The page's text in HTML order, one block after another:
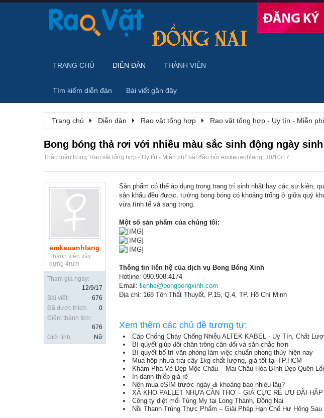
Trang chủ Diễn đàn Rao vặt tổng hợp Rao vặt tổng hợp - Uy tín - Miễn phí
Bong bóng thả rơi với nhiều màu sắc sinh động ngày
Thảo luận trong 'Rao vặt tổng hợp - Uy tín - Miễn phí' bắt đầu bởi emkeuanhlang, 30/10/17.
emkeuanhlang
Thành viên xây
dựng 4rum
Tham gia ngày:
12/9/17
Bài viết:
676
Đã được thích:
0
Điểm thành tích:
676
Giới tính:
Nữ
Sản phẩm có thể áp dụng trong trang trí sinh nhật hay các sự kiện,
sân khấu đều được, tường bong bóng có khoảng trống ở giữa quý
vừa tính tế và sang trọng.
Một số sản phẩm của chúng tôi:
Thông tin liên hệ của dịch vụ Bong Bóng Xinh
Hotline: 090.908.4174
Email: lienhe@bongbongxinh.com
Địa chỉ: 168 Tôn Thất Thuyết, P.15, Q.4, TP. Hồ Chí Minh
Xem thêm các chủ đề tương tự:
Cáp Chống Cháy Chống Nhiễu ALTEK KABEL - Uy Tín, Chất
Bí quyết giúp đôi chân trông cân đối và săn chắc hơn
Bí quyết bố trí văn phòng làm việc chuẩn phong thủy hiện nay
Mua hộp nhựa trái cây 1kg chất lượng, giá tốt tại TP.HCM
Khám Phá Vẻ Đẹp Mộc Châu – Mai Châu Hòa Bình Đẹp Quên
In danh thiếp giá rẻ
Nên mua eSIM trước ngày đi khoảng bao nhiêu lâu?
XẢ KHO PALLET NHỰA CẦN THƠ – GIÁ CỰC RẺ ƯU ĐÃI HẤP
Công ty diệt mối Tùng My tại Long Thành, Đồng Nai
Nồi Thanh Trùng Thực Phẩm – Giải Pháp Hạn Chế Hư Hỏng Sau
TRANG CHỦ DIỄN ĐÀN
Tìm kiếm diễn đàn Bài viết gần đây
THÀNH VIÊN